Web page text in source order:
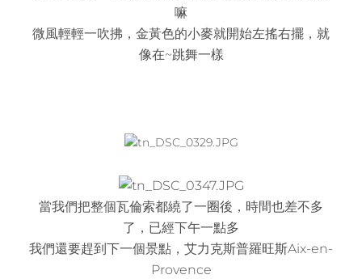
嘛
微風輕輕一吹拂，金黃色的小麥就開始左搖右擺，就
像在~跳舞一樣
當我們把整個瓦倫索都繞了一圈後，時間也差不多
了，已經下午一點多
我們還要趕到下一個景點，艾力克斯普羅旺斯Aix-en-
Provence